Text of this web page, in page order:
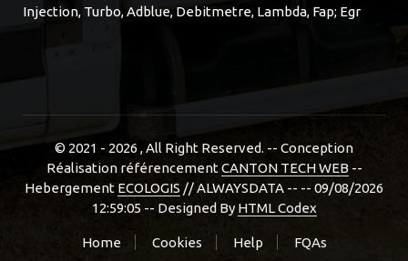
Injection, Turbo, Adblue, Debitmetre, Lambda, Fap; Egr
© 2021 - 2026 , All Right Reserved. -- Conception
Réalisation référencementCANTON TECH WEB--
Hebergement ECOLOGIS // ALWAYSDATA -- -- 09/08/2026
12:59:05 -- Designed By HTML Codex
Home Cookies Help FQAs